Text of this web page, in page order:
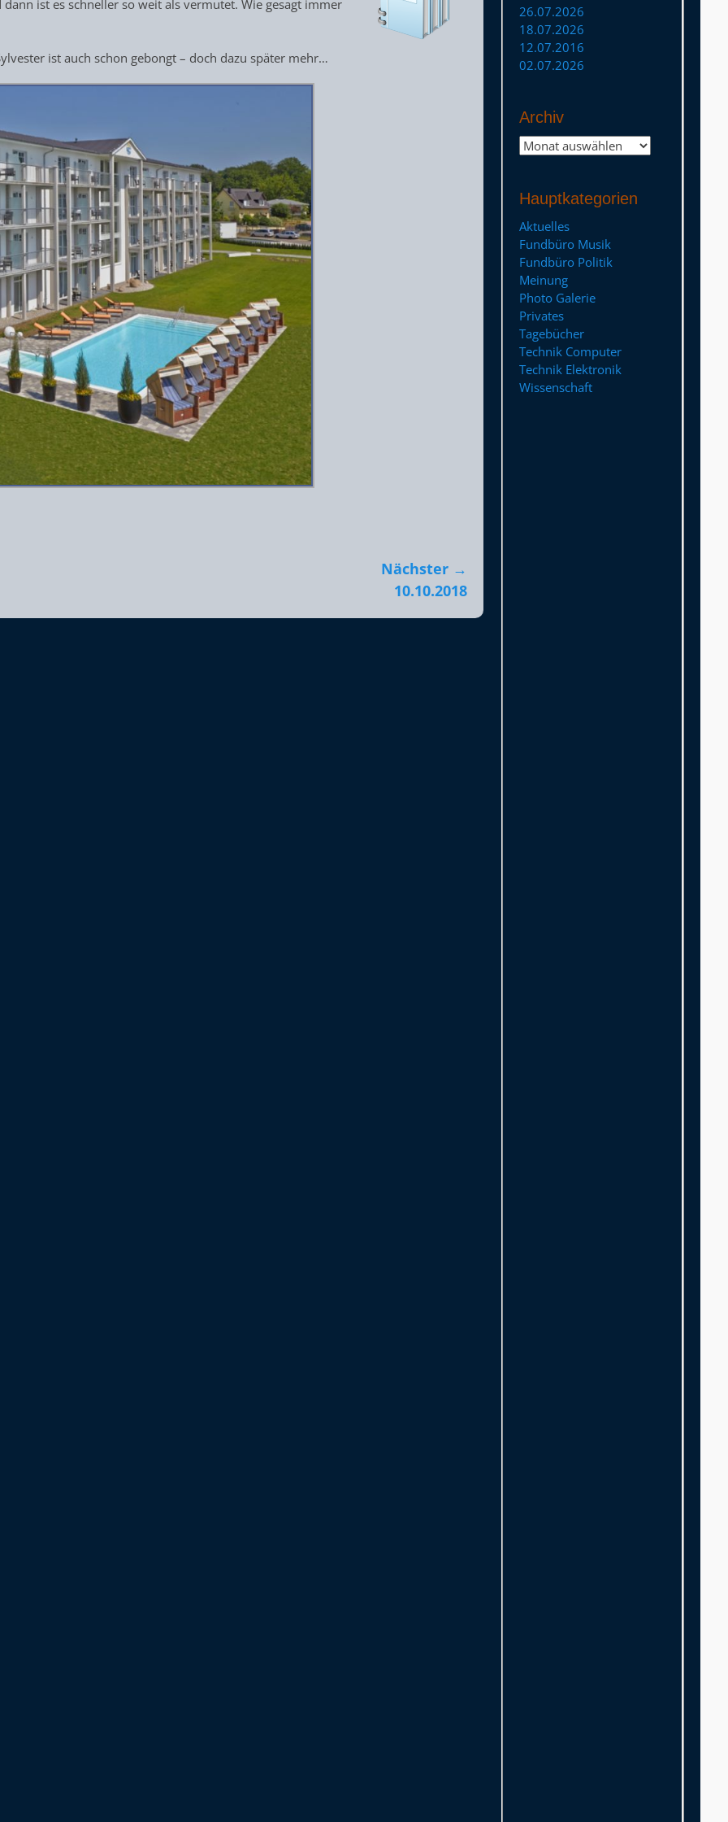
ist es schneller so weit als vermutet. Wie gesagt immer
ist auch schon gebongt – doch dazu später mehr…
Nächster →
10.10.2018
26.07.2026
18.07.2026
12.07.2016
02.07.2026
Archiv
Archiv
Hauptkategorien
Aktuelles
Fundbüro Musik
Fundbüro Politik
Meinung
Photo Galerie
Privates
Tagebücher
Technik Computer
Technik Elektronik
Wissenschaft